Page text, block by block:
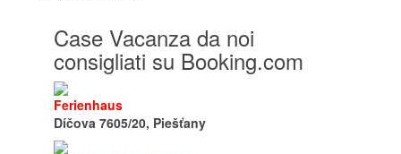
Case Vacanza da noi
consigliati su Booking.com
Ferienhaus
Díčova 7605/20, Piešťany